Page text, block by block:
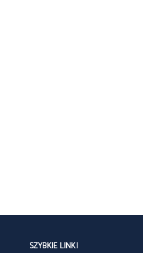
SZYBKIE LINKI